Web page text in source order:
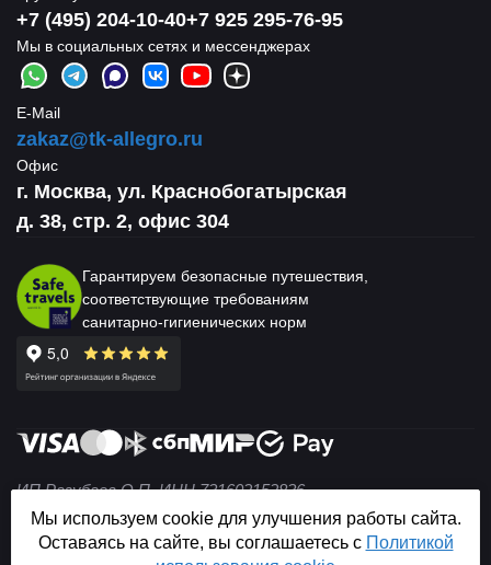
+7 (495) 204-10-40+7 925 295-76-95
Мы в социальных сетях и мессенджерах
E-Mail
zakaz@tk-allegro.ru
Офис
г. Москва, ул. Краснобогатырская
д. 38, стр. 2, офис 304
Гарантируем безопасные путешествия,
соответствующие требованиям
санитарно-гигиенических норм
ИП Разубаев О.П. ИНН 731602152836
© 2004 — 2026 Не является публичной офертой (ст. 437
ГК РФ).
Мы используем cookie для улучшения работы сайта.
Оставаясь на сайте, вы соглашаетесь с Политикой